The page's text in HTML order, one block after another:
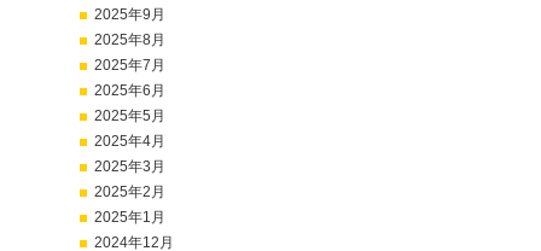
2025年9月
2025年8月
2025年7月
2025年6月
2025年5月
2025年4月
2025年3月
2025年2月
2025年1月
2024年12月